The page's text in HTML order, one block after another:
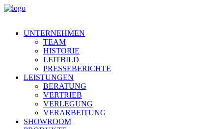
UNTERNEHMEN
TEAM
HISTORIE
LEITBILD
PRESSEBERICHTE
LEISTUNGEN
BERATUNG
VERTRIEB
VERLEGUNG
VERARBEITUNG
SHOWROOM